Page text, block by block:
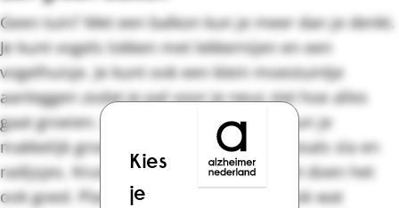
Kies
je
Geen tuin? Met een balkon kun je meer dan je denkt.
Je kunt vogels lokken met lekkernijen en een
vogelhuisje. Je kunt ook een klein moestuintje
aanleggen zodat je pal voor je neus ziet hoe alles
gaat groeien. In bakken op het balkon kun je
makkelijk groeiende groenten kweken, zoals sla en
radijsjes. Kruiden als peterselie en munt doen het
ook goed. Plant in een van de bakken ook wat